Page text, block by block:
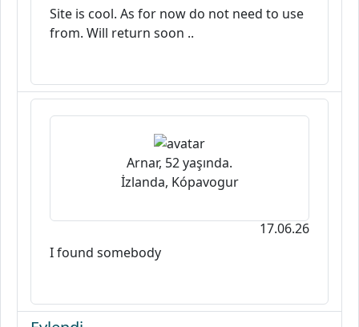
Site is cool. As for now do not need to use
from. Will return soon ..
Arnar, 52 yaşında.
İzlanda, Kópavogur
17.06.26
I found somebody